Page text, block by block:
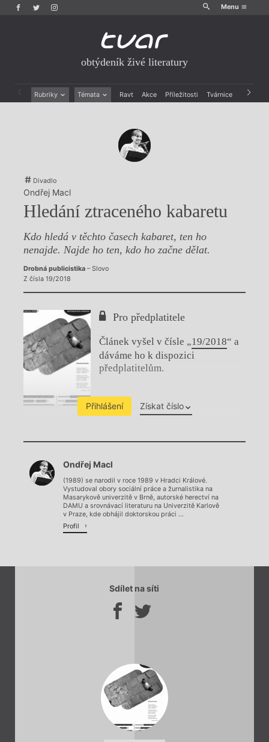
Menu
obtýdeník živé literatury
Rubriky Témata Ravt Akce Příležitosti Tvárnice Archiv
Výroční ceny
Divadlo
Ondřej Macl
Hledání ztraceného kabaretu
Kdo hledá v těchto časech kabaret, ten ho
nenajde. Najde ho ten, kdo ho začne dělat.
Drobná publicistika– Slovo
Z čísla 19/2018
Pro předplatitele
Článek vyšel v čísle „19/2018“ a
dáváme ho k dispozici
předplatitelům.
Přihlášení Získat číslo
Chviličku.
Ondřej Macl
(1989) se narodil v roce 1989 v Hradci Králové.
Vystudoval obory sociální práce a žurnalistika na
Masarykově univerzitě v Brně, autorské herectví na
DAMU a srovnávací literaturu na Univerzitě Karlově
v Praze, kde obhájil doktorskou práci ...
Profil
Sdílet na síti